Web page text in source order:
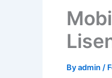
Byadmin /